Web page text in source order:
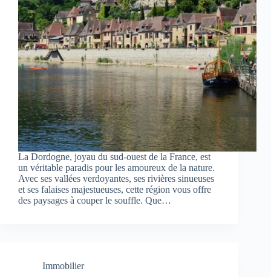
La Dordogne, joyau du sud-ouest de la France, est
un véritable paradis pour les amoureux de la nature.
Avec ses vallées verdoyantes, ses rivières sinueuses
et ses falaises majestueuses, cette région vous offre
des paysages à couper le souffle. Que…
Immobilier